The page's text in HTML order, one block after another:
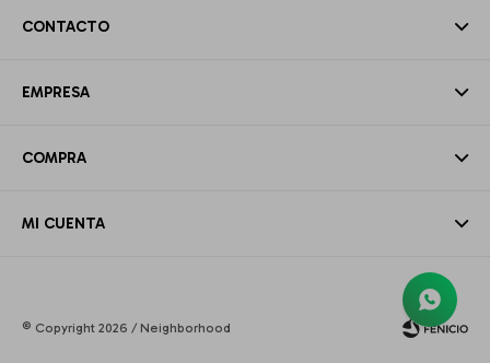
CONTACTO
EMPRESA
COMPRA
MI CUENTA
© Copyright 2026 / Neighborhood